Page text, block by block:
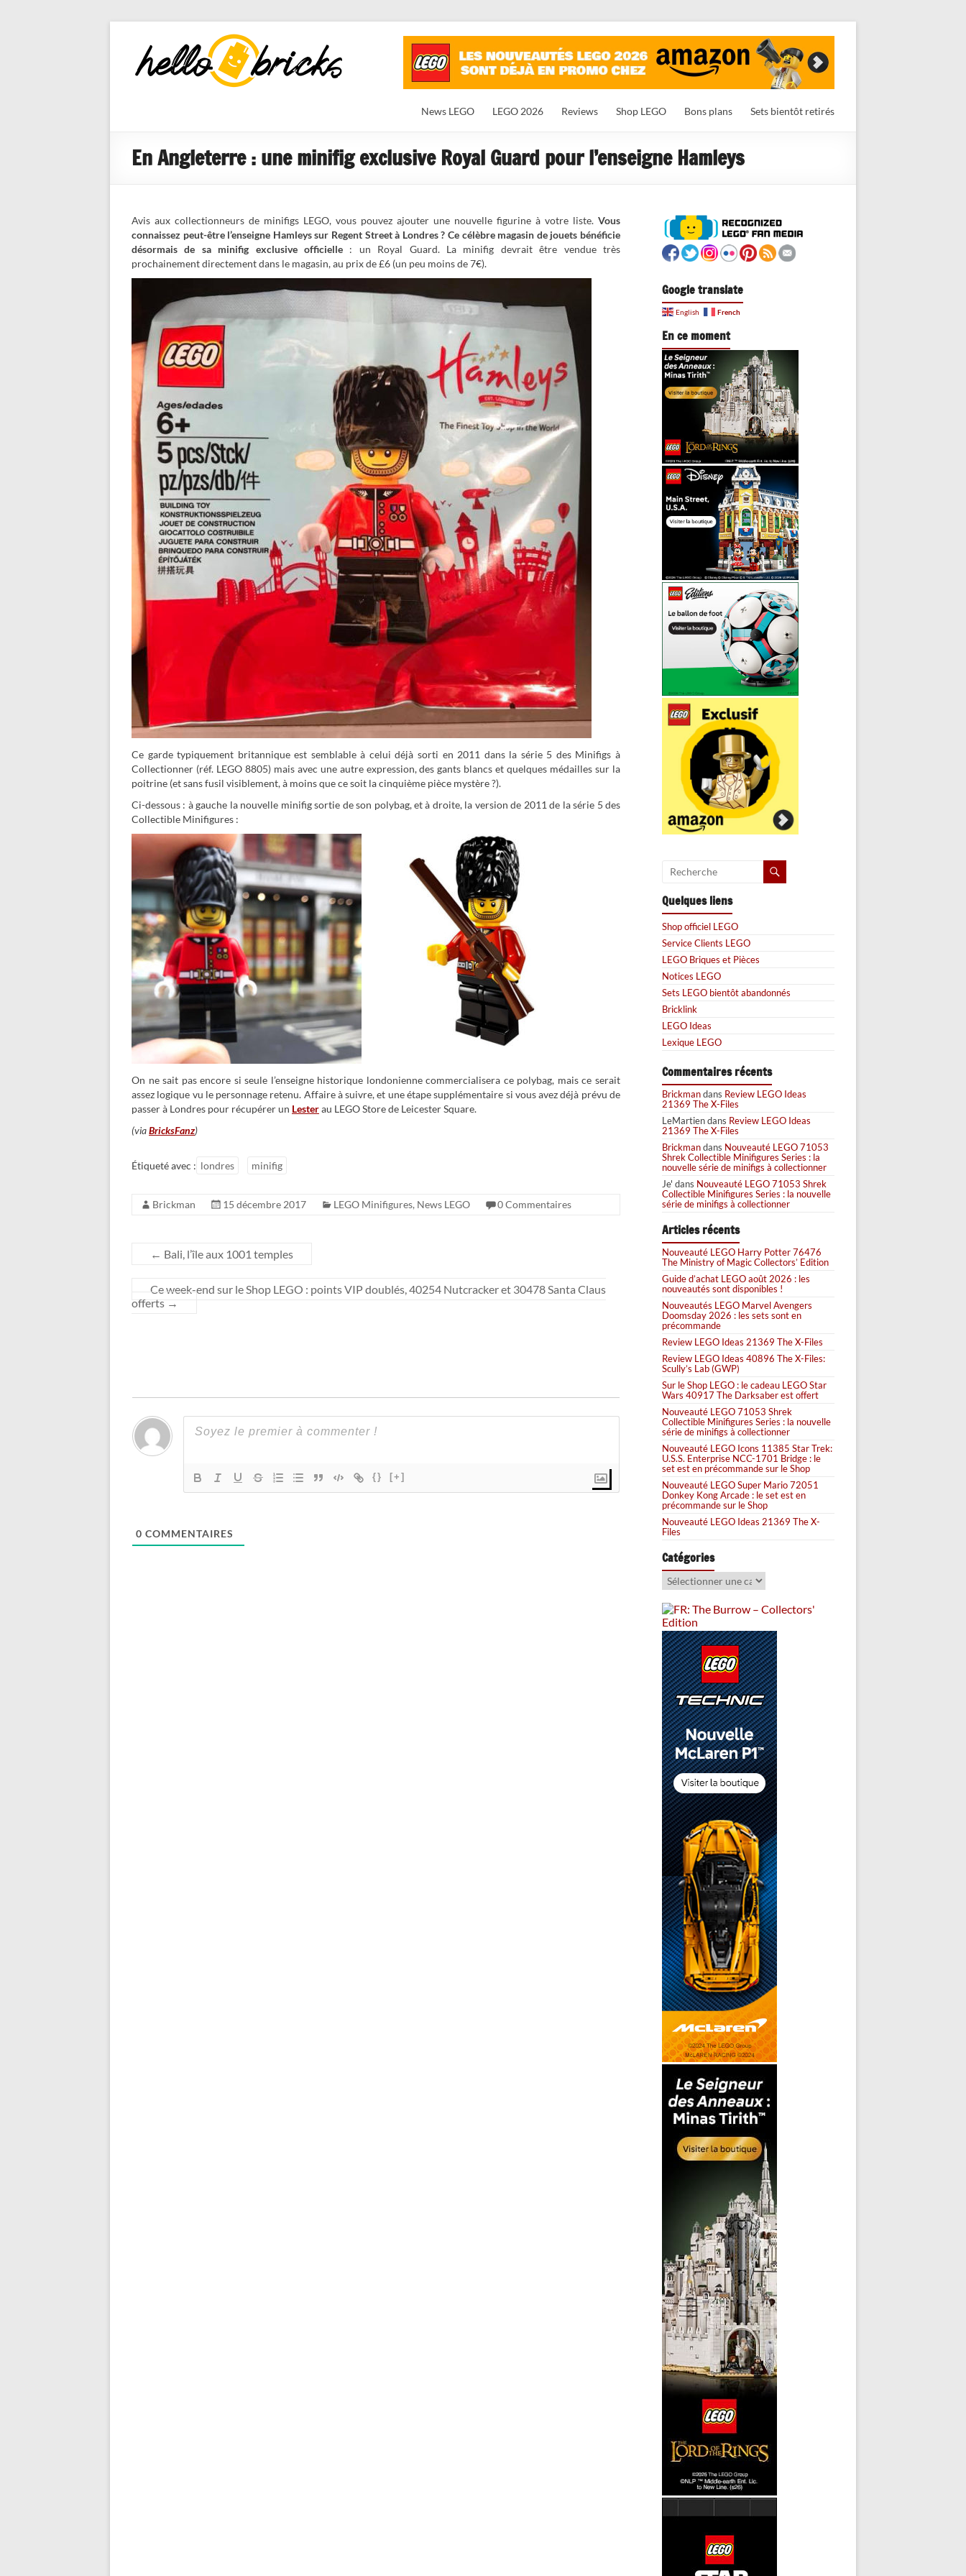
HelloBricks
Blog LEGO,
nouveaut�s
News LEGO LEGO 2026 Reviews Shop LEGO Bons plans Sets bientôt retirés
En Angleterre : une minifig exclusive Royal Guard pour l’enseigne Hamleys
Avis aux collectionneurs de minifigs LEGO, vous pouvez ajouter une nouvelle figurine à votre liste. Vous
connaissez peut-être l’enseigne Hamleys sur Regent Street à Londres ? Ce célèbre magasin de jouets bénéficie
désormais de sa minifig exclusive officielle : un Royal Guard. La minifig devrait être vendue très
prochainement directement dans le magasin, au prix de £6 (un peu moins de 7€).
Ce garde typiquement britannique est semblable à celui déjà sorti en 2011 dans la série 5 des Minifigs à
Collectionner (réf. LEGO 8805) mais avec une autre expression, des gants blancs et quelques médailles sur la
poitrine (et sans fusil visiblement, à moins que ce soit la cinquième pièce mystère ?).
Ci-dessous : à gauche la nouvelle minifig sortie de son polybag, et à droite, la version de 2011 de la série 5 des
Collectible Minifigures :
On ne sait pas encore si seule l’enseigne historique londonienne commercialisera ce polybag, mais ce serait
assez logique vu le personnage retenu. Affaire à suivre, et une étape supplémentaire si vous avez déjà prévu de
passer à Londres pour récupérer un Lesterau LEGO Store de Leicester Square.
(viaBricksFanz)
Étiqueté avec : londres minifig
Brickman 15 décembre 2017 LEGO Minifigures, News LEGO 0 Commentaires
← Bali, l’île aux 1001 temples
Ce week-end sur le Shop LEGO : points VIP doublés, 40254 Nutcracker et 30478 Santa Claus
offerts →
{} [+]
0 COMMENTAIRES
Google translate
English French
En ce moment
Quelques liens
Shop officiel LEGO
Service Clients LEGO
LEGO Briques et Pièces
Notices LEGO
Sets LEGO bientôt abandonnés
Bricklink
LEGO Ideas
Lexique LEGO
Commentaires récents
Brickmandans Review LEGO Ideas
21369 The X-Files
LeMartiendans Review LEGO Ideas
21369 The X-Files
Brickmandans Nouveauté LEGO 71053
Shrek Collectible Minifigures Series : la
nouvelle série de minifigs à collectionner
Je' dans Nouveauté LEGO 71053 Shrek
Collectible Minifigures Series : la nouvelle
série de minifigs à collectionner
Articles récents
Nouveauté LEGO Harry Potter 76476
The Ministry of Magic Collectors’ Edition
Guide d’achat LEGO août 2026 : les
nouveautés sont disponibles !
Nouveautés LEGO Marvel Avengers
Doomsday 2026 : les sets sont en
précommande
Review LEGO Ideas 21369 The X-Files
Review LEGO Ideas 40896 The X-Files:
Scully’s Lab (GWP)
Sur le Shop LEGO : le cadeau LEGO Star
Wars 40917 The Darksaber est offert
Nouveauté LEGO 71053 Shrek
Collectible Minifigures Series : la nouvelle
série de minifigs à collectionner
Nouveauté LEGO Icons 11385 Star Trek:
U.S.S. Enterprise NCC-1701 Bridge : le
set est en précommande sur le Shop
Nouveauté LEGO Super Mario 72051
Donkey Kong Arcade : le set est en
précommande sur le Shop
Nouveauté LEGO Ideas 21369 The X-
Files
Catégories
Catégories